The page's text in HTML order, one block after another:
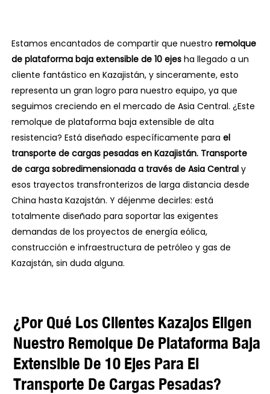
Estamos encantados de compartir que nuestroremolque
de plataforma baja extensible de 10 ejes ha llegado a un
cliente fantástico en Kazajistán, y sinceramente, esto
representa un gran logro para nuestro equipo, ya que
seguimos creciendo en el mercado de Asia Central. ¿Este
remolque de plataforma baja extensible de alta
resistencia? Está diseñado específicamente parael
transporte de cargas pesadas en Kazajistán. Transporte
de carga sobredimensionada a través de Asia Central y
esos trayectos transfronterizos de larga distancia desde
China hasta Kazajstán. Y déjenme decirles: está
totalmente diseñado para soportar las exigentes
demandas de los proyectos de energía eólica,
construcción e infraestructura de petróleo y gas de
Kazajstán, sin duda alguna.
¿Por Qué Los Clientes Kazajos Eligen
Nuestro Remolque De Plataforma Baja
Extensible De 10 Ejes Para El
Transporte De Cargas Pesadas?